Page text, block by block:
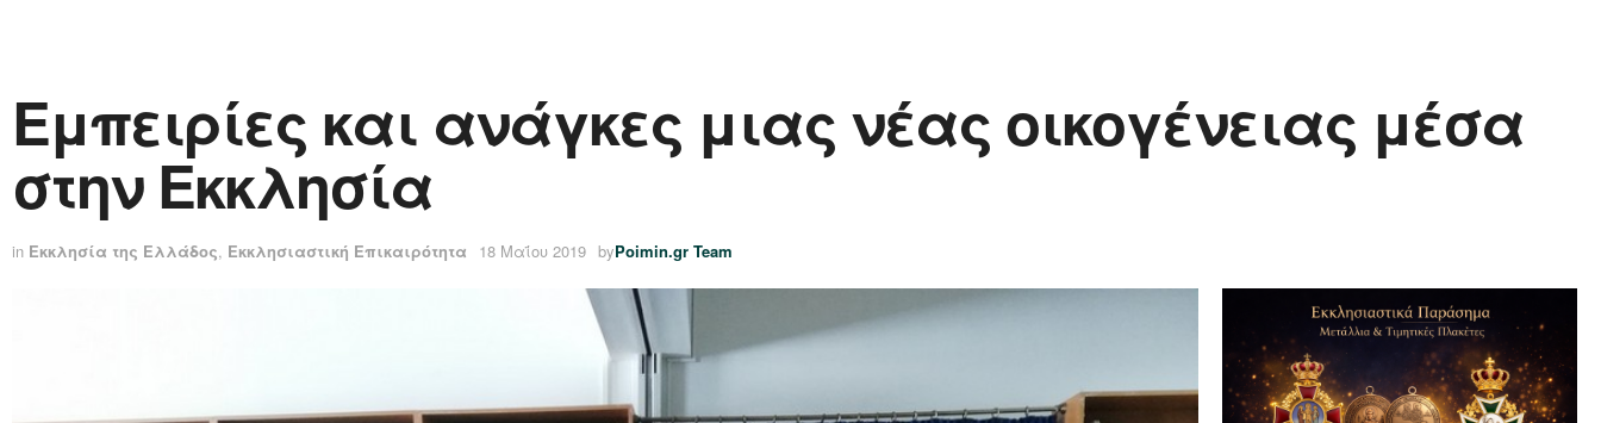
Εμπειρίες και ανάγκες μιας νέας οικογένειας μέσα
στην Εκκλησία
in Εκκλησία της Ελλάδος, Εκκλησιαστική Επικαιρότητα 18 Μαΐου 2019 byPoimin.gr Team